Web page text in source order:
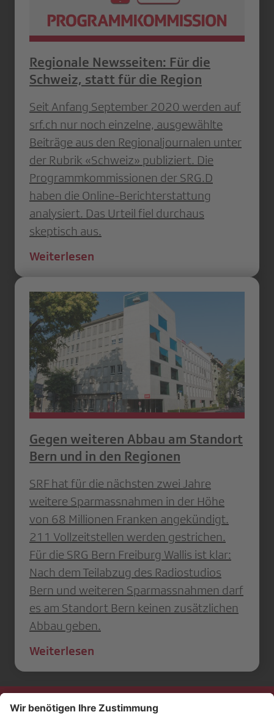
Regionale Newsseiten: Für die
Schweiz, statt für die Region
Seit Anfang September 2020 werden auf
srf.ch nur noch einzelne, ausgewählte
Beiträge aus den Regionaljournalen unter
der Rubrik «Schweiz» publiziert. Die
Programmkommissionen der SRG.D
haben die Online-Berichterstattung
analysiert. Das Urteil fiel durchaus
skeptisch aus.
Weiterlesen
Gegen weiteren Abbau am Standort
Bern und in den Regionen
SRF hat für die nächsten zwei Jahre
weitere Sparmassnahmen in der Höhe
von 68 Millionen Franken angekündigt.
211 Vollzeitstellen werden gestrichen.
Für die SRG Bern Freiburg Wallis ist klar:
Nach dem Teilabzug des Radiostudios
Bern und weiteren Sparmassnahmen darf
es am Standort Bern keinen zusätzlichen
Abbau geben.
Weiterlesen